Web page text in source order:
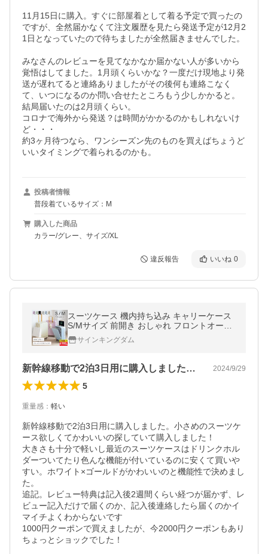
11月15日に購入。すぐに部屋着として着る予定で買ったの
ですが、全然届かなくて注文履歴を見たら発送予定が12月2
1日となっていたので待ちましたが全然届きませんでした。
みなさんのレビューを見てなかなか届かない人が多いから
覚悟はしてました。1月頭くらいかな？一度だけ現地より発
送が遅れてると連絡ありましたがその後何も連絡こなく
て、いつになるのか問い合せたところもう少しかかると。
結局届いたのは2月頭くらい。
コロナで海外から発送？は時間がかかるのかもしれないけ
ど・・・
約3ヶ月待つなら、ワンシーズン先のものを買えばちょうど
いいタイミングで着られるのかも。
投稿者情報
普段着ているサイズ：M
購入した商品
カラー/グレー、サイズ/XL
違反報告 いいね 0
スーツケース 機内持ち込み キャリーケース
S/Mサイズ 前開き おしゃれ フロントオープ
ン キャリーバッグ 1-3日用 360度回転 大容
量 修学 旅行 出張 爆買 119
サインキングダム
新幹線移動で2泊3日用に購入しました。… 2024/9/29
5
重量感 ： 軽い
新幹線移動で2泊3日用に購入しました。小さめのスーツケ
ース欲しくてかわいいの探していて購入しました！
大きさも十分で軽いし最近のスーツケースはドリンクホル
ダーついてたり色んな機能が付いているのに安くて買いや
すい。ホワイト×ゴールドがかわいいのと機能性で決めまし
た。
追記。レビュー特典は記入後2週間くらい経つが届かず、レ
ビュー記入だけで届くのか、記入後連絡したら届くのかイ
マイチよくわからないです
1000円クーポンで買えましたが、今2000円クーポンもあり
ちょっとショックでした！